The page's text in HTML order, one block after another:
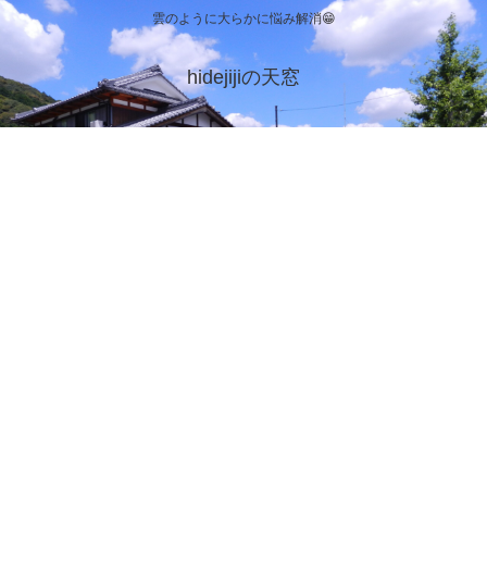
雲のように大らかに悩み解消😁
hidejijiの天窓